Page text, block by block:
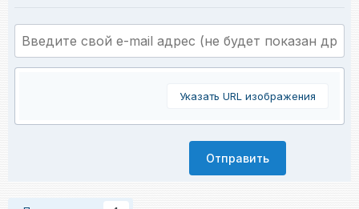
Указать URL изображения
Отправить